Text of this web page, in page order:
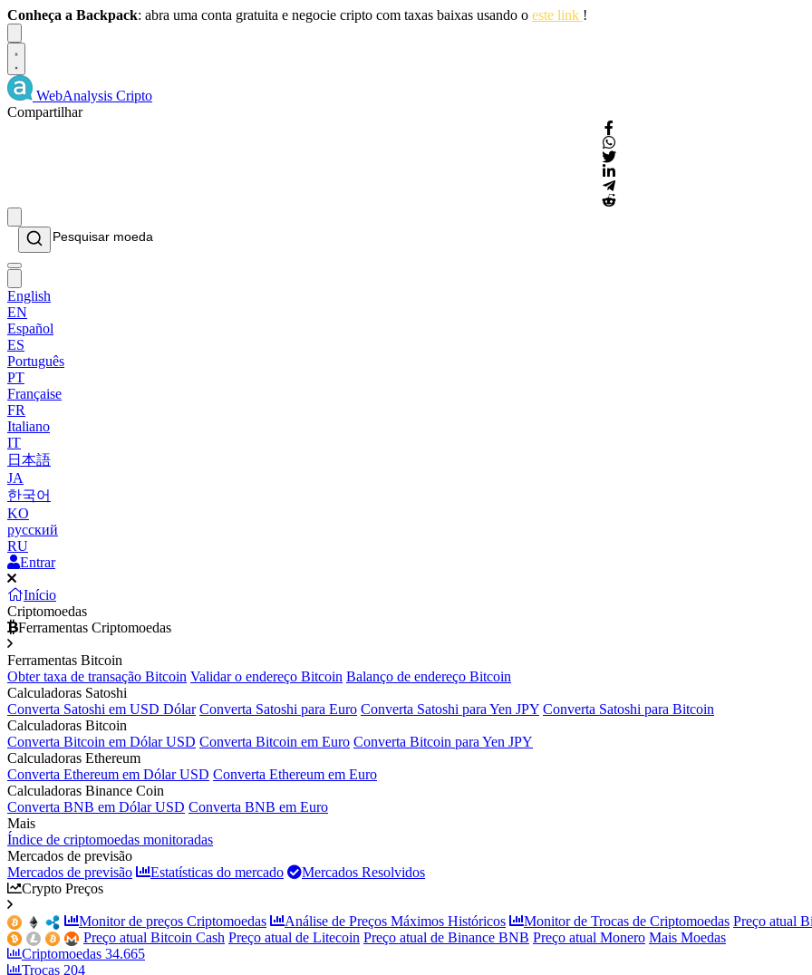
Conheça a Backpack: abra uma conta gratuita e negocie cripto com taxas baixas usando o este link !
WebAnalysis Cripto
Compartilhar
English
EN
Español
ES
Português
PT
Française
FR
Italiano
IT
日本語
JA
한국어
KO
русский
RU
Entrar
Início
Criptomoedas
Ferramentas Criptomoedas
Ferramentas Bitcoin
Obter taxa de transação Bitcoin Validar o endereço Bitcoin Balanço de endereço Bitcoin
Calculadoras Satoshi
Converta Satoshi em USD Dólar Converta Satoshi para Euro Converta Satoshi para Yen JPY Converta Satoshi para Bitcoin
Calculadoras Bitcoin
Converta Bitcoin em Dólar USD Converta Bitcoin em Euro Converta Bitcoin para Yen JPY
Calculadoras Ethereum
Converta Ethereum em Dólar USD Converta Ethereum em Euro
Calculadoras Binance Coin
Converta BNB em Dólar USD Converta BNB em Euro
Mais
Índice de criptomoedas monitoradas
Mercados de previsão
Mercados de previsão
Estatísticas do mercado
Mercados Resolvidos
Crypto Preços
Monitor de preços Criptomoedas Análise de Preços Máximos Históricos Monitor de Trocas de Criptomoedas Preço atual
Preço atual Bitcoin Cash Preço atual de Litecoin Preço atual de Binance BNB Preço atual Monero Mais Moedas
Criptomoedas 34.665
Trocas 204